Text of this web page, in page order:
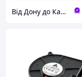
Від Дону до Карпат